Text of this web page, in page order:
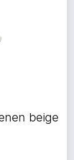
beige